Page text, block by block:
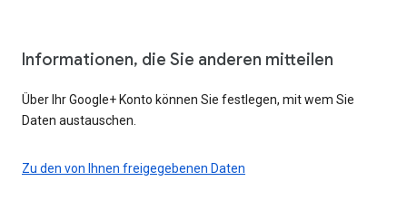
Informationen, die Sie anderen mitteilen
Über Ihr Google+ Konto können Sie festlegen, mit wem Sie
Daten austauschen.
Zu den von Ihnen freigegebenen Daten